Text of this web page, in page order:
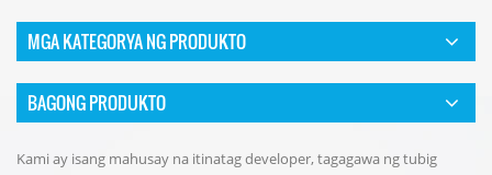
MGA KATEGORYA NG PRODUKTO
BAGONG PRODUKTO
Kami ay isang mahusay na itinatag developer, tagagawa ng tubig